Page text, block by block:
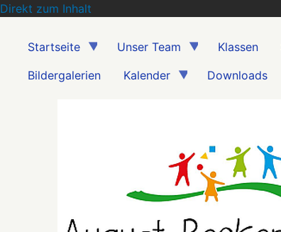
Direkt zum Inhalt
Startseite Unser Team Klassen
Bildergalerien
Kalender Downloads